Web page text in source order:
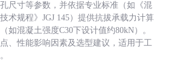
尺寸等参数，并依据专业标准（如《混
术规程》JGJ 145）提供抗拔承载力计算
如混凝土强度C30下设计值约80kN）。
、性能影响因素及选型建议，适用于工